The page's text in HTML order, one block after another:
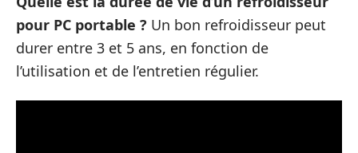
pour PC portable ? Un bon refroidisseur peut
durer entre 3 et 5 ans, en fonction de
l’utilisation et de l’entretien régulier.